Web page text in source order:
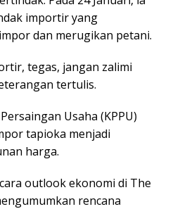
importir yang
dan merugikan petani.
tegas, jangan zalimi
tertulis.
Usaha (KPPU)
tapioka menjadi
harga.
outlook ekonomi di The
rencana